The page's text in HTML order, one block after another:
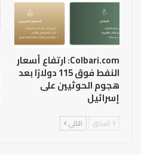
Colbari.com: ارتفاع أسعار
النفط فوق 115 دولارًا بعد
هجوم الحوثيين على
إسرائيل
السابق التالي